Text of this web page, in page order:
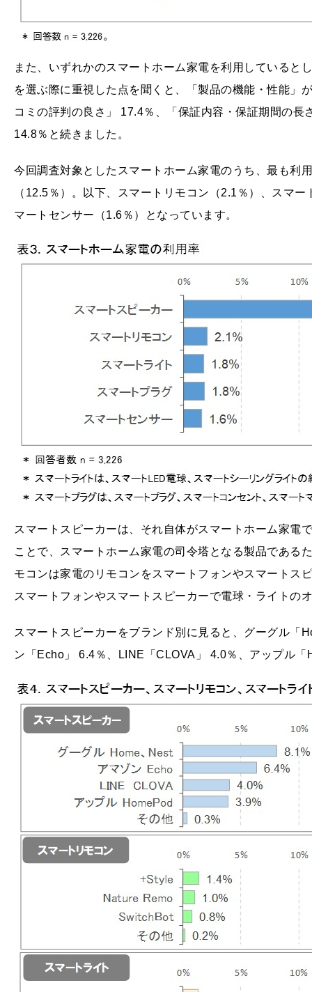
また、いずれかのスマートホーム家電を利用していると
を選ぶ際に重視した点を聞くと、「製品の機能・性能」
コミの評判の良さ」 17.4％、「保証内容・保証期間の
14.8％と続きました。
今回調査対象としたスマートホーム家電のうち、最も利
（12.5％）。以下、スマートリモコン（2.1％）、スマ
マートセンサー（1.6％）となっています。
スマートスピーカーは、それ自体がスマートホーム家電
ことで、スマートホーム家電の司令塔となる製品である
モコンは家電のリモコンをスマートフォンやスマートス
スマートフォンやスマートスピーカーで電球・ライトの
スマートスピーカーをブランド別に見ると、グーグル「
ン「Echo」 6.4％、LINE「CLOVA」 4.0％、アップル